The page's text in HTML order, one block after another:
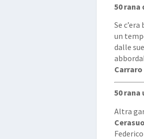
50 rana
Se
un
dalle
Carraro
50 rana
Altra
Federico